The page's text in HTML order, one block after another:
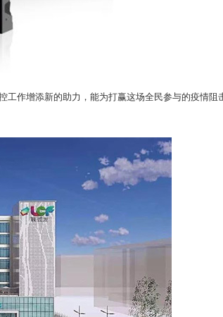
作增添新的助力，能为打赢这场全民参与的疫情阻